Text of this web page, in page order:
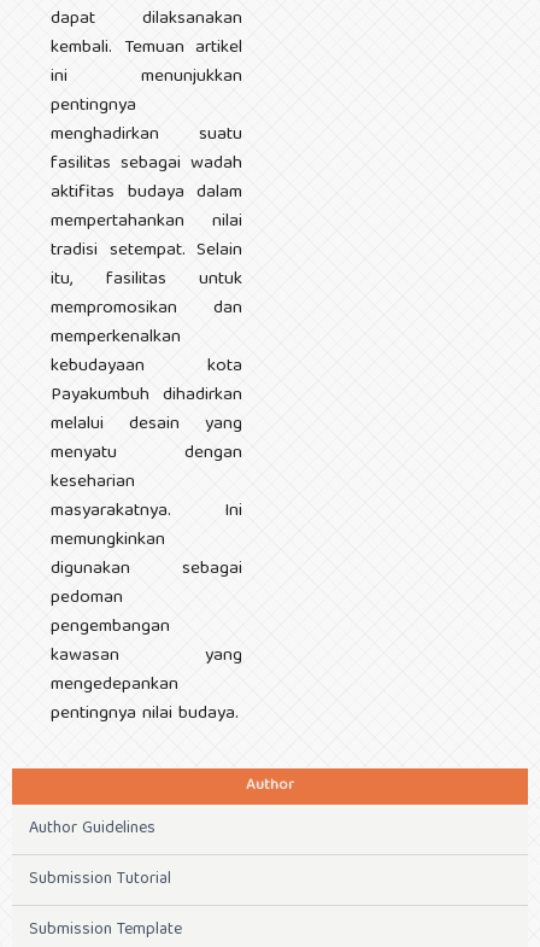
dapat dilaksanakan
kembali. Temuan artikel
ini menunjukkan
pentingnya
menghadirkan suatu
fasilitas sebagai wadah
aktifitas budaya dalam
mempertahankan nilai
tradisi setempat. Selain
itu, fasilitas untuk
mempromosikan dan
memperkenalkan
kebudayaan kota
Payakumbuh dihadirkan
melalui desain yang
menyatu dengan
keseharian
masyarakatnya. Ini
memungkinkan
digunakan sebagai
pedoman
pengembangan
kawasan yang
mengedepankan
pentingnya nilai budaya.
Author
Author Guidelines
Submission Tutorial
Submission Template